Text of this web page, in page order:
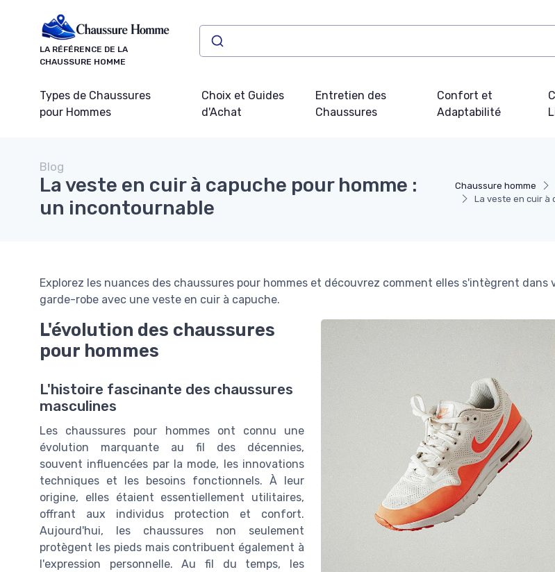
LA RÉFÉRENCE DE LA
CHAUSSURE HOMME
Types de Chaussures
pour Hommes
Choix et Guides
d'Achat
Entretien des
Chaussures
Confort et
Adaptabilité
Chaussure homme
La veste en cuir à
Blog
La veste en cuir à capuche pour homme :
un incontournable
Explorez les nuances des chaussures pour hommes et découvrez comment elles s'intègrent dans
garde-robe avec une veste en cuir à capuche.
L'évolution des chaussures
pour hommes
L'histoire fascinante des chaussures
masculines
Les chaussures pour hommes ont connu une
évolution marquante au fil des décennies,
souvent influencées par la mode, les innovations
techniques et les besoins fonctionnels. À leur
origine, elles étaient essentiellement utilitaires,
offrant aux individus protection et confort.
Aujourd'hui, les chaussures non seulement
protègent les pieds mais contribuent également à
l'expression personnelle. Au fil du temps, les